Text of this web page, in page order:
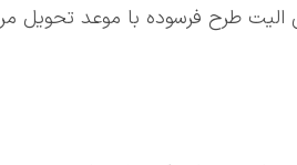
الیت طرح فرسوده با موعد تحویل